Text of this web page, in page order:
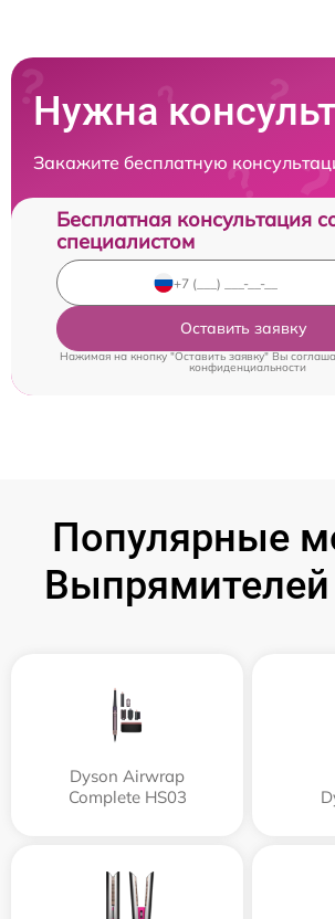
Нужна
Закажите бесплатную
Бесплатная консультация
специалистом
Оставить заявку
Нажимая на кнопку "Оставить заявку" Вы
конфиденциальности
Популярные
Выпрямителей
Dyson Airwrap
Complete HS03